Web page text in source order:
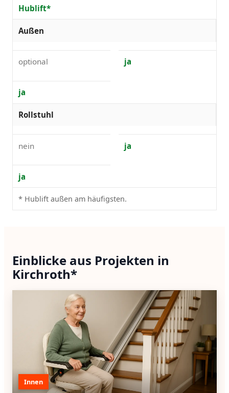
Hublift*
Außen
optional ja
ja
Rollstuhl
nein ja
ja
* Hublift außen am häufigsten.
Einblicke aus Projekten in
Kirchroth*
Innen